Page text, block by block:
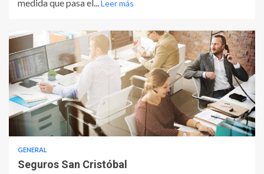
medida que pasa el...Leer más
GENERAL
Seguros San Cristóbal